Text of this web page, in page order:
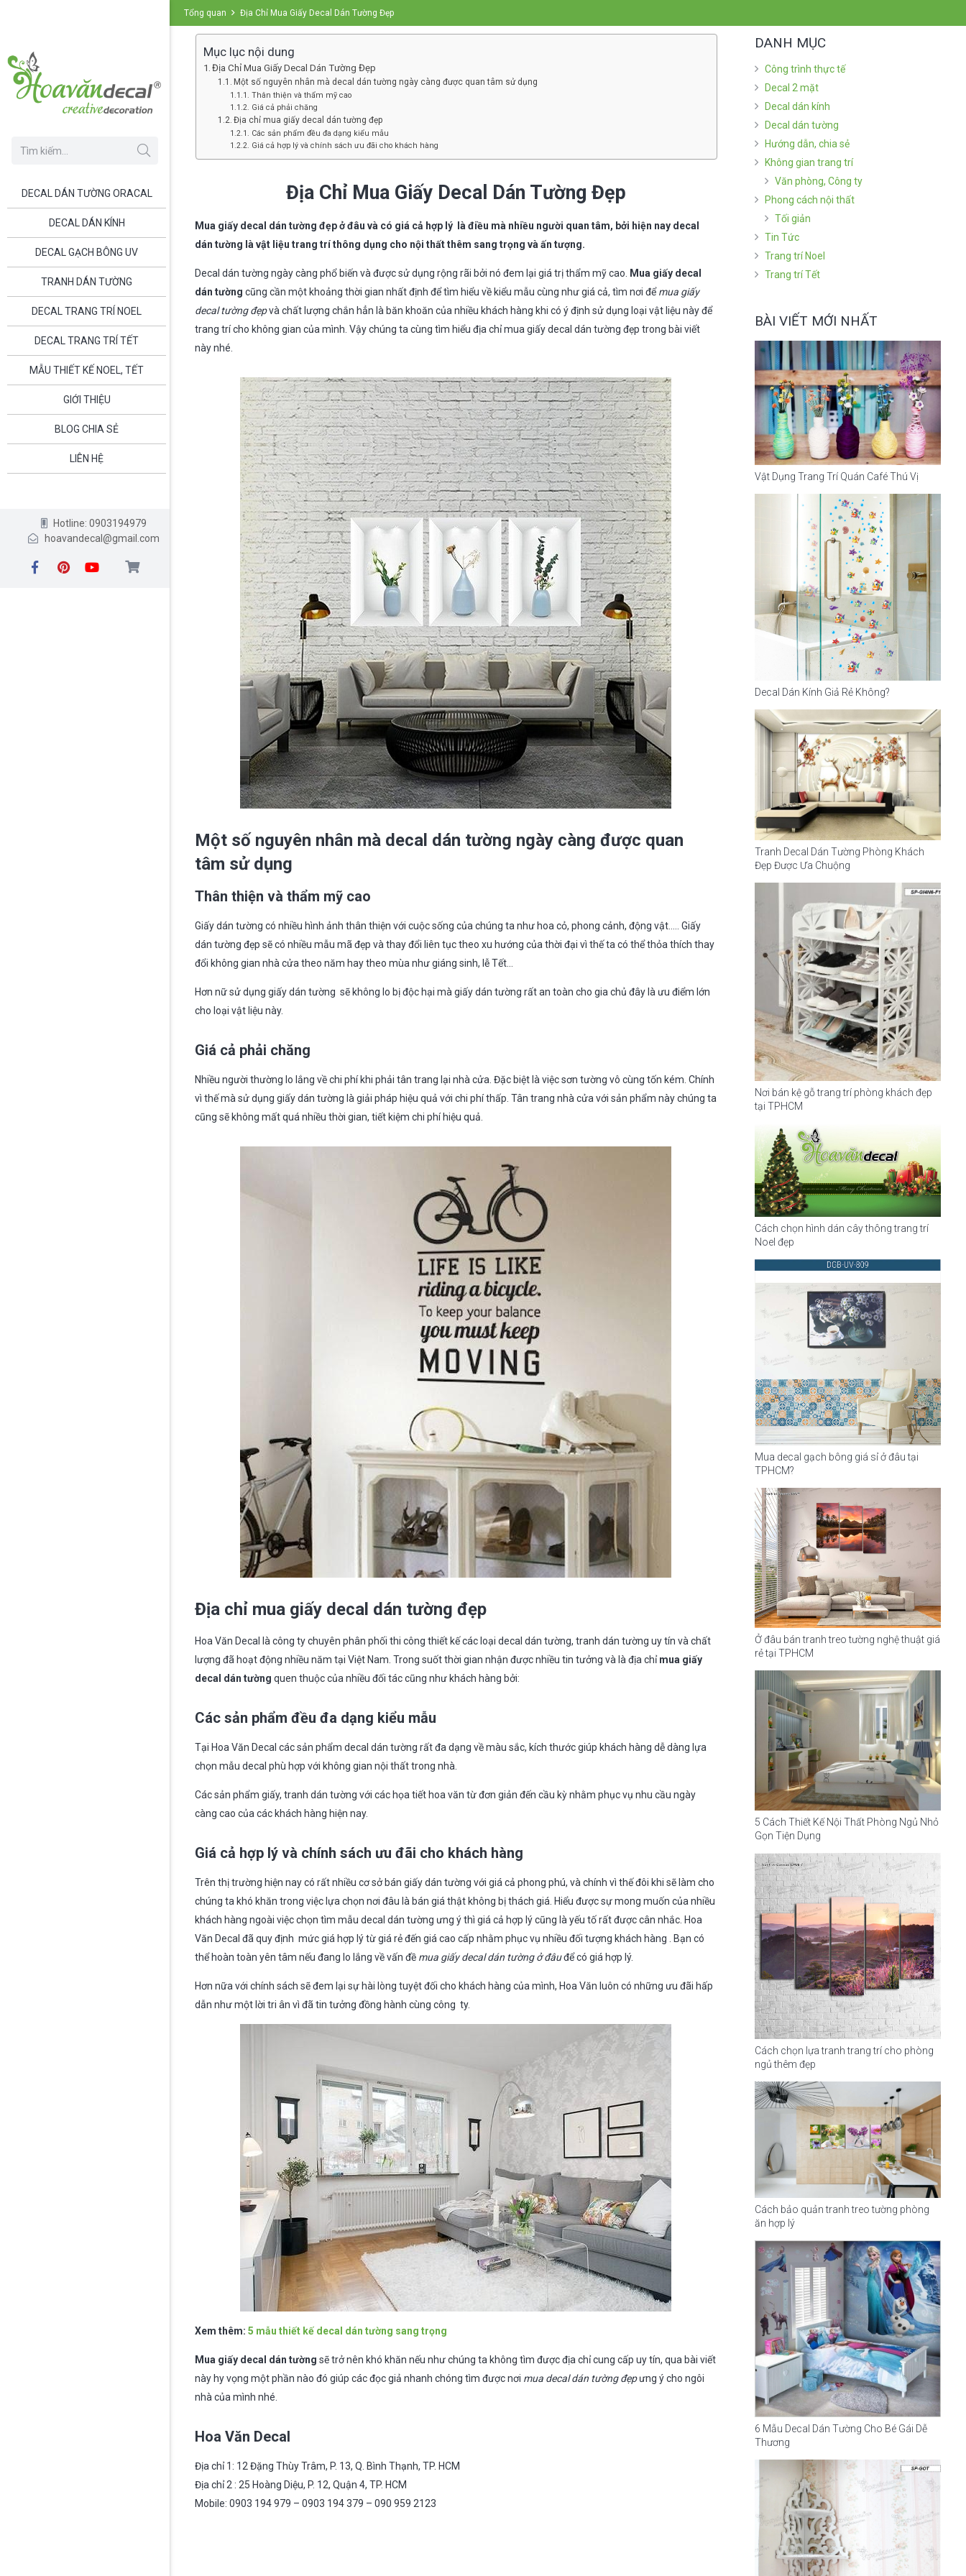
DECAL DÁN TƯỜNG ORACAL
DECAL DÁN KÍNH
DECAL GẠCH BÔNG UV
TRANH DÁN TƯỜNG
DECAL TRANG TRÍ NOEL
DECAL TRANG TRÍ TẾT
MẪU THIẾT KẾ NOEL, TẾT
GIỚI THIỆU
BLOG CHIA SẺ
LIÊN HỆ
Hotline: 0903194979
hoavandecal@gmail.com
Tổng quan Địa Chỉ Mua Giấy Decal Dán Tường Đẹp
Mục lục nội dung
Địa Chỉ Mua Giấy Decal Dán Tường Đẹp
Một số nguyên nhân mà decal dán tường ngày càng được quan tâm sử dụng
Thân thiện và thẩm mỹ cao
Giá cả phải chăng
Địa chỉ mua giấy decal dán tường đẹp
Các sản phẩm đều đa dạng kiểu mẫu
Giá cả hợp lý và chính sách ưu đãi cho khách hàng
Địa Chỉ Mua Giấy Decal Dán Tường Đẹp
Mua giấy decal dán tường đẹp ở đâu và có giá cả hợp lý là điều mà nhiều người quan tâm, bởi hiện nay decal
dán tường là vật liệu trang trí thông dụng cho nội thất thêm sang trọng và ấn tượng.
Decal dán tường ngày càng phổ biến và được sử dụng rộng rãi bởi nó đem lại giá trị thẩm mỹ cao.
Mua giấy decal
dán tường cũng cần một khoảng thời gian nhất định để tìm hiểu về kiểu mẫu cùng như giá cả, tìm nơi đểmua giấy
decal tường đẹpvà chất lượng chắn hẳn là băn khoăn của nhiều khách hàng khi có ý định sử dụng loại vật liệu này để
trang trí cho không gian của mình. Vậy chúng ta cùng tìm hiểu địa chỉ mua giấy decal dán tường đẹp trong bài viết
này nhé.
Một số nguyên nhân mà decal dán tường ngày càng được quan
tâm sử dụng
Thân thiện và thẩm mỹ cao
Giấy dán tường có nhiều hình ảnh thân thiện với cuộc sống của chúng ta như hoa cỏ, phong cảnh, động vật….. Giấy
dán tường đẹp sẽ có nhiều mẫu mã đẹp và thay đổi liên tục theo xu hướng của thời đại vì thế ta có thể thỏa thích thay
đổi không gian nhà cửa theo năm hay theo mùa như giáng sinh, lễ Tết…
Hơn nữ sử dụng giấy dán tường sẽ không lo bị độc hại mà giấy dán tường rất an toàn cho gia chủ đây là ưu điểm lớn
cho loại vật liệu này.
Giá cả phải chăng
Nhiều người thường lo lắng về chi phí khi phải tân trang lại nhà cửa. Đặc biệt là việc sơn tường vô cùng tốn kém. Chính
vì thế mà sử dụng giấy dán tường là giải pháp hiệu quả với chi phí thấp. Tân trang nhà cửa với sản phẩm này chúng ta
cũng sẽ không mất quá nhiều thời gian, tiết kiệm chi phí hiệu quả.
Địa chỉ mua giấy decal dán tường đẹp
Hoa Văn Decal là công ty chuyên phân phối thi công thiết kế các loại decal dán tường, tranh dán tường uy tín và chất
lượng đã hoạt động nhiều năm tại Việt Nam. Trong suốt thời gian nhận được nhiều tin tưởng và là địa chỉmua giấy
decal dán tường quen thuộc của nhiều đối tác cũng như khách hàng bởi:
Các sản phẩm đều đa dạng kiểu mẫu
Tại Hoa Văn Decal các sản phẩm decal dán tường rất đa dạng về màu sắc, kích thước giúp khách hàng dễ dàng lựa
chọn mẫu decal phù hợp với không gian nội thất trong nhà.
Các sản phẩm giấy, tranh dán tường với các họa tiết hoa văn từ đơn giản đến cầu kỳ nhằm phục vụ nhu cầu ngày
càng cao của các khách hàng hiện nay.
Giá cả hợp lý và chính sách ưu đãi cho khách hàng
Trên thị trường hiện nay có rất nhiều cơ sở bán giấy dán tường với giá cả phong phú, và chính vì thế đôi khi sẽ làm cho
chúng ta khó khăn trong việc lựa chọn nơi đâu là bán giá thật không bị thách giá. Hiểu được sự mong muốn của nhiều
khách hàng ngoài việc chọn tìm mẫu decal dán tường ưng ý thì giá cả hợp lý cũng là yếu tố rất được cân nhắc. Hoa
Văn Decal đã quy định mức giá hợp lý từ giá rẻ đến giá cao cấp nhằm phục vụ nhiều đối tượng khách hàng . Bạn có
thể hoàn toàn yên tâm nếu đang lo lắng về vấn đề mua giấy decal dán tường ở đâuđể có giá hợp lý.
Hơn nữa với chính sách sẽ đem lại sự hài lòng tuyệt đối cho khách hàng của mình, Hoa Văn luôn có những ưu đãi hấp
dẫn như một lời tri ân vì đã tin tưởng đồng hành cùng công ty.
Xem thêm: 5 mẫu thiết kế decal dán tường sang trọng
Mua giấy decal dán tường sẽ trở nên khó khăn nếu như chúng ta không tìm được địa chỉ cung cấp uy tín, qua bài viết
này hy vọng một phần nào đó giúp các đọc giả nhanh chóng tìm được nơi mua decal dán tường đẹpưng ý cho ngôi
nhà của mình nhé.
Hoa Văn Decal
Địa chỉ 1: 12 Đặng Thùy Trâm, P. 13, Q. Bình Thạnh, TP. HCM
Địa chỉ 2 : 25 Hoàng Diệu, P. 12, Quận 4, TP. HCM
Mobile: 0903 194 979 – 0903 194 379 – 090 959 2123
DANH MỤC
Công trình thực tế
Decal 2 mặt
Decal dán kính
Decal dán tường
Hướng dẫn, chia sẻ
Không gian trang trí
Văn phòng, Công ty
Phong cách nội thất
Tối giản
Tin Tức
Trang trí Noel
Trang trí Tết
BÀI VIẾT MỚI NHẤT
Vật Dụng Trang Trí Quán Café Thú Vị
Decal Dán Kính Giả Rẻ Không?
Tranh Decal Dán Tường Phòng Khách
Đẹp Được Ưa Chuộng
Nơi bán kệ gỗ trang trí phòng khách đẹp
tại TPHCM
Cách chọn hình dán cây thông trang trí
Noel đẹp
Mua decal gạch bông giá sỉ ở đâu tại
TPHCM?
Ở đâu bán tranh treo tường nghệ thuật giá
rẻ tại TPHCM
5 Cách Thiết Kế Nội Thất Phòng Ngủ Nhỏ
Gọn Tiện Dụng
Cách chọn lựa tranh trang trí cho phòng
ngủ thêm đẹp
Cách bảo quản tranh treo tường phòng
ăn hợp lý
6 Mẫu Decal Dán Tường Cho Bé Gái Dễ
Thương